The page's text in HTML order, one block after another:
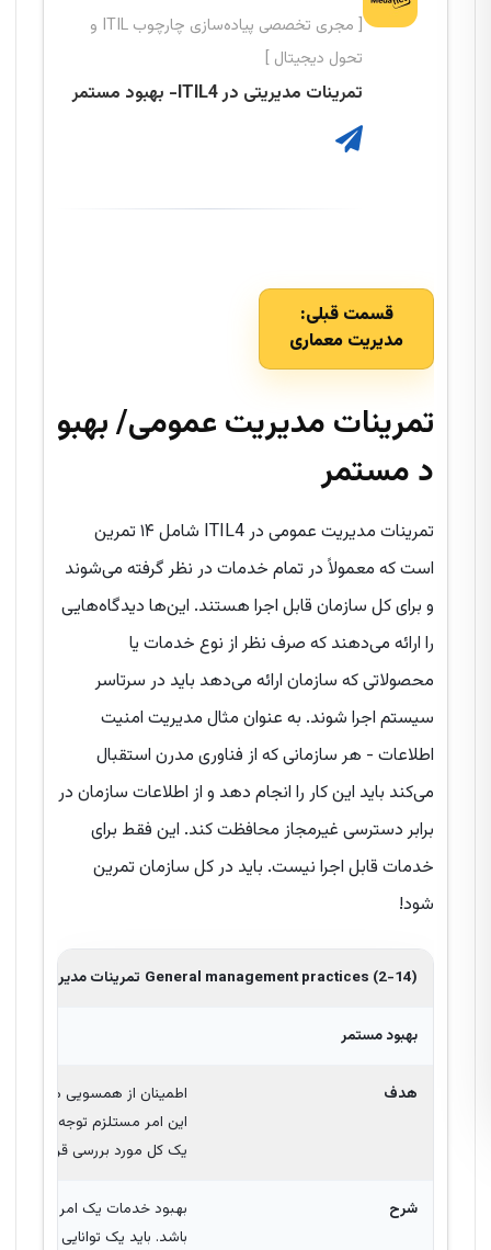
[ مجری تخصصی پیاده‌سازی چارچوب ITIL و
تحول دیجیتال ]
تمرینات مدیریتی در ITIL4- بهبود مستمر
قسمت قبلی:
مدیریت معماری
تمرینات مدیریت عمومی/ بهبو
د مستمر
تمرینات مدیریت عمومی در ITIL4 شامل ۱۴ تمرین
است که معمولاً در تمام خدمات در نظر گرفته می‌شوند
و برای کل سازمان قابل اجرا هستند. این‌ها دیدگاه‌هایی
را ارائه می‌دهند که صرف نظر از نوع خدمات یا
محصولاتی که سازمان ارائه می‌دهد باید در سرتاسر
سیستم اجرا شوند. به عنوان مثال مدیریت امنیت
اطلاعات - هر سازمانی که از فناوری مدرن استقبال
می‌کند باید این کار را انجام دهد و از اطلاعات سازمان در
برابر دسترسی غیرمجاز محافظت کند. این فقط برای
خدمات قابل اجرا نیست. باید در کل سازمان تمرین
شود!
General management practices (2-14) تمرینات مدیریتی
بهبود مستمر
هدف
اطمینان از همسویی مستمر
این امر مستلزم توجه به
یک کل مورد بررسی قرار گیرد.
شرح
بهبود خدمات یک امر مستمر
باشد. باید یک توانایی